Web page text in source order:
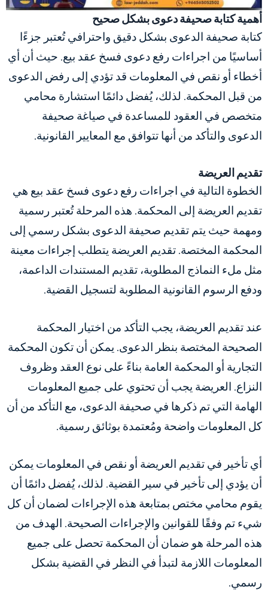
أهمية كتابة صحيفة دعوى بشكل صحيح
كتابة صحيفة الدعوى بشكل دقيق واحترافي تُعتبر جزءًا
أساسيًا من اجراءات رفع دعوى فسخ عقد بيع. حيث أن أي
أخطاء أو نقص في المعلومات قد تؤدي إلى رفض الدعوى
من قبل المحكمة. لذلك، يُفضل دائمًا استشارة محامي
متخصص في العقود للمساعدة في صياغة صحيفة
الدعوى والتأكد من أنها تتوافق مع المعايير القانونية.
تقديم العريضة
الخطوة التالية في اجراءات رفع دعوى فسخ عقد بيع هي
تقديم العريضة إلى المحكمة. هذه المرحلة تُعتبر رسمية
ومهمة حيث يتم تقديم صحيفة الدعوى بشكل رسمي إلى
المحكمة المختصة. تقديم العريضة يتطلب إجراءات معينة
مثل ملء النماذج المطلوبة، تقديم المستندات الداعمة،
ودفع الرسوم القانونية المطلوبة لتسجيل القضية.
عند تقديم العريضة، يجب التأكد من اختيار المحكمة
الصحيحة المختصة بنظر الدعوى. يمكن أن تكون المحكمة
التجارية أو المحكمة العامة بناءً على نوع العقد وظروف
النزاع. العريضة يجب أن تحتوي على جميع المعلومات
الهامة التي تم ذكرها في صحيفة الدعوى، مع التأكد من أن
كل المعلومات واضحة ومُعتمدة بوثائق رسمية.
أي تأخير في تقديم العريضة أو نقص في المعلومات يمكن
أن يؤدي إلى تأخير في سير القضية. لذلك، يُفضل دائمًا أن
يقوم محامي مختص بمتابعة هذه الإجراءات لضمان أن كل
شيء تم وفقًا للقوانين والإجراءات الصحيحة. الهدف من
هذه المرحلة هو ضمان أن المحكمة تحصل على جميع
المعلومات اللازمة لتبدأ في النظر في القضية بشكل
رسمي.